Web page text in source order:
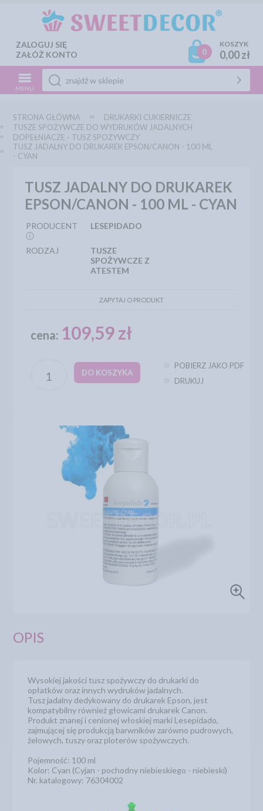
ZALOGUJ SIĘ
ZAŁÓŻ KONTO
0
KOSZYK
0,00 zł
MENU
STRONA GŁÓWNA
DRUKARKI CUKIERNICZE
TUSZE SPOŻYWCZE DO WYDRUKÓW JADALNYCH
DOPEŁNIACZE - TUSZ SPOŻYWCZY
TUSZ JADALNY DO DRUKAREK EPSON/CANON - 100 ML
- CYAN
TUSZ JADALNY DO DRUKAREK
EPSON/CANON - 100 ML - CYAN
PRODUCENT
ⓘ
LESEPIDADO
RODZAJ
TUSZE
SPOŻYWCZE Z
ATESTEM
ZAPYTAJ O PRODUKT
cena: 109,59 zł
DO KOSZYKA
POBIERZ JAKO PDF
DRUKUJ
OPIS
Wysokiej jakości tusz spożywczy do drukarki do
opłatków oraz innych wydruków jadalnych.
Tusz jadalny dedykowany do drukarek Epson, jest
kompatybilny również głowicami drukarek Canon.
Produkt znanej i cenionej włoskiej marki Lesepidado,
zajmującej się produkcją barwników zarówno pudrowych,
żelowych, tuszy oraz ploterów spożywczych.
Pojemność: 100 ml
Kolor: Cyan (Cyjan - pochodny niebieskiego - niebieski)
Nr. katalogowy: 76304002